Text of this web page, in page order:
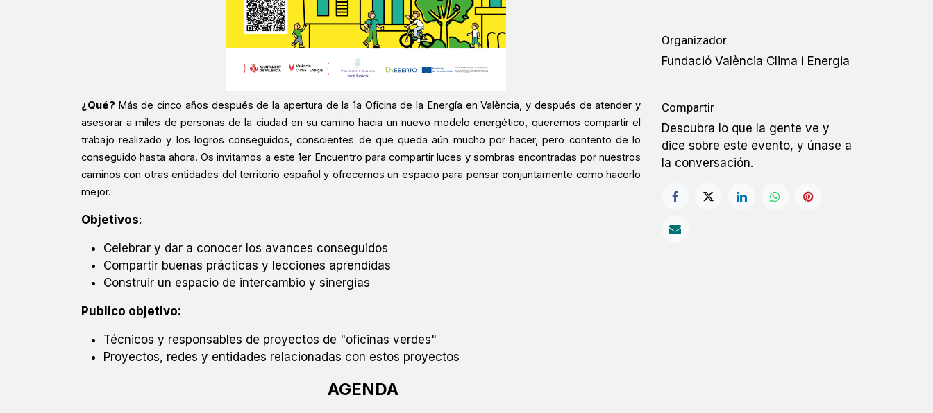
¿Qué? Más de cinco años después de la apertura de la 1a Oficina de la Energía en València, y después de atender y
asesorar a miles de personas de la ciudad en su camino hacia un nuevo modelo energético, queremos compartir el
trabajo realizado y los logros conseguidos, conscientes de que queda aún mucho por hacer, pero contento de lo
conseguido hasta ahora. Os invitamos a este 1er Encuentro para compartir luces y sombras encontradas por nuestros
caminos con otras entidades del territorio español y ofrecernos un espacio para pensar conjuntamente como hacerlo
mejor.
Objetivos:
Celebrar y dar a conocer los avances conseguidos
Compartir buenas prácticas y lecciones aprendidas
Construir un espacio de intercambio y sinergias
Publico objetivo:
Técnicos y responsables de proyectos de "oficinas verdes"
Proyectos, redes y entidades relacionadas con estos proyectos
AGENDA
Organizador
Fundació València Clima i Energia
Compartir
Descubra lo que la gente ve y
dice sobre este evento, y únase a
la conversación.